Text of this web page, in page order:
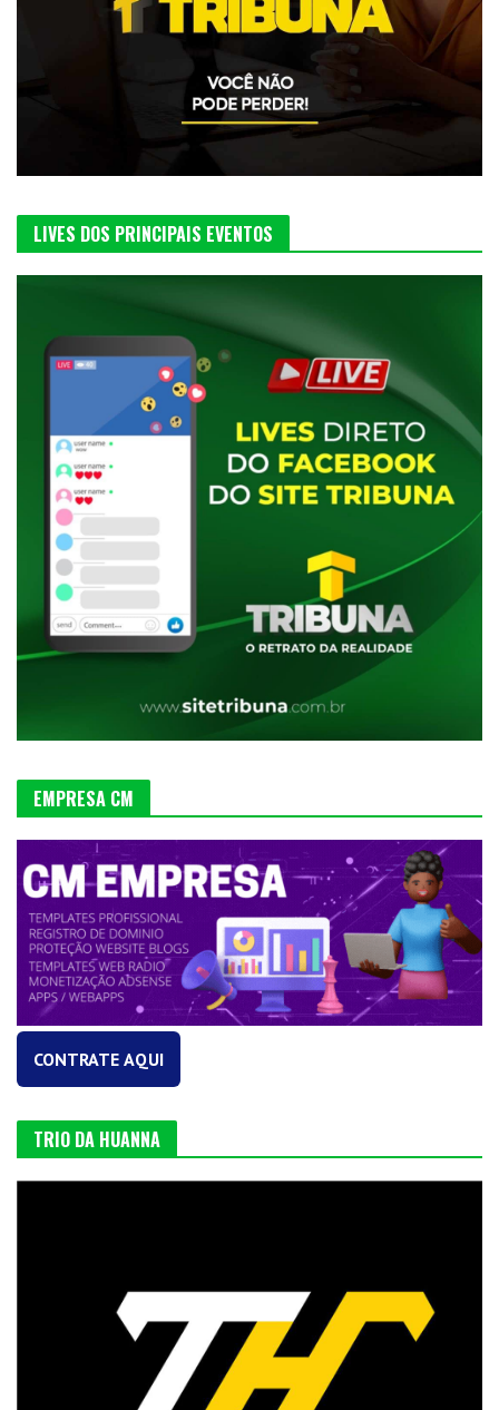
LIVES DOS PRINCIPAIS EVENTOS
EMPRESA CM
CONTRATE AQUI
TRIO DA HUANNA